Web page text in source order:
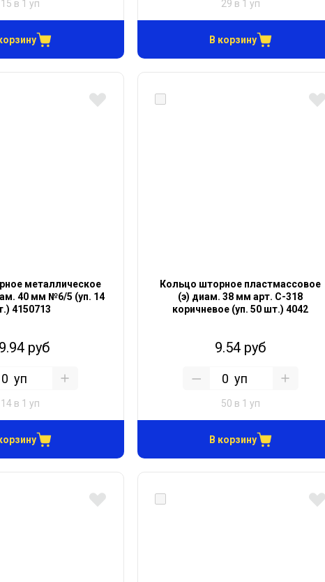
15 в 1 уп 29 в 1 уп
В корзину
металлическое
40 мм №6/5 (уп. 14
4150713
руб
уп
14 в 1 уп
Кольцо шторное пластмассовое
(э) диам. 38 мм арт. С-318
коричневое (уп. 50 шт.) 4042
9.54 руб
уп
50 в 1 уп
В корзину